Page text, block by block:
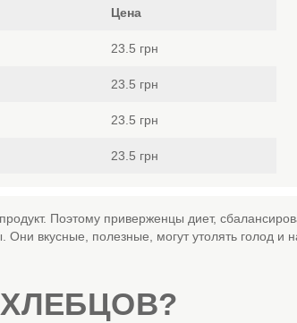
Цена
23.5 грн
23.5 грн
23.5 грн
23.5 грн
Поэтому приверженцы диет,
Они вкусные, полезные, могут утолять голод и